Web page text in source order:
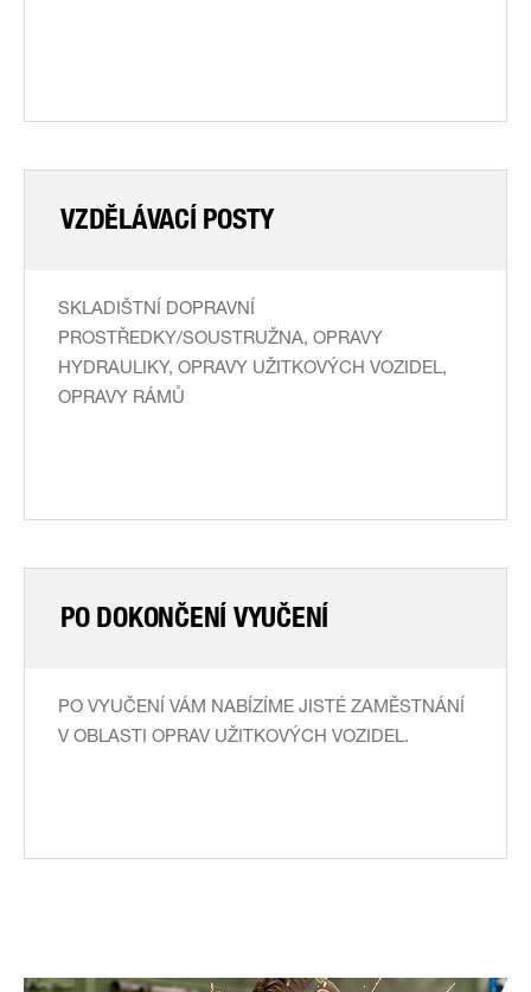
VZDĚLÁVACÍ POSTY
SKLADIŠTNÍ DOPRAVNÍ
PROSTŘEDKY/SOUSTRUŽNA, OPRAVY
HYDRAULIKY, OPRAVY UŽITKOVÝCH VOZIDEL,
OPRAVY RÁMŮ
PO DOKONČENÍ VYUČENÍ
PO VYUČENÍ VÁM NABÍZÍME JISTÉ ZAMĚSTNÁNÍ
V OBLASTI OPRAV UŽITKOVÝCH VOZIDEL.